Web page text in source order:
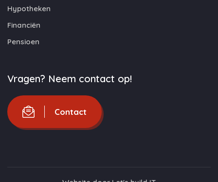
Hypotheken
Financiën
Pensioen
Vragen? Neem contact op!
Contact